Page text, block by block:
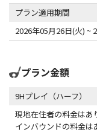
プラン適用期間
2026年05月26日(火) ~
プラン金額
9Hプレイ（ハーフ）
現地在住者の料金はあ
インバウンドの料金は